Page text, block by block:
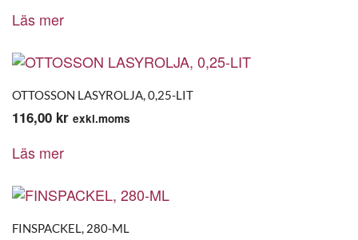
Läs mer
OTTOSSON LASYROLJA, 0,25-LIT
116,00 kr exkl.moms
Läs mer
FINSPACKEL, 280-ML